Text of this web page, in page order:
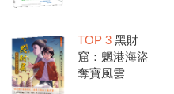
TOP 3黑財
窟：魍港海盜
奪寶風雲